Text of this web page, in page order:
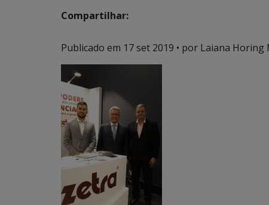
Compartilhar:
Publicado em 17 set 2019 • por Laiana Horing